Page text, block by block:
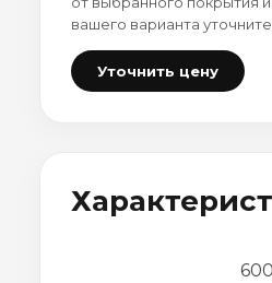
вашего варианта
Уточнить цену